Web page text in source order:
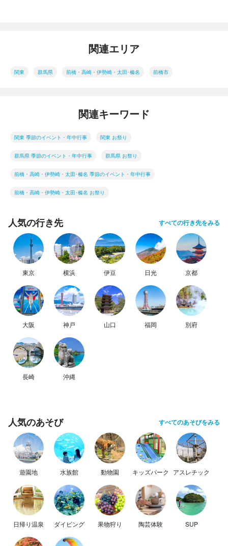
関連エリア
関東 群馬県 前橋・高崎・伊勢崎・太田･榛名 前橋市
関連キーワード
関東 季節のイベント・年中行事 関東 お祭り
群馬県 季節のイベント・年中行事 群馬県 お祭り
前橋・高崎・伊勢崎・太田･榛名 季節のイベント・年中行事
前橋・高崎・伊勢崎・太田･榛名 お祭り
人気の行き先 すべての行き先をみる
東京 横浜 伊豆 日光 京都
大阪 神戸 山口 福岡 別府
長崎 沖縄
人気のあそび すべてのあそびをみる
遊園地 水族館 動物園 キッズパーク アスレチック
日帰り温泉 ダイビング 果物狩り 陶芸体験 SUP